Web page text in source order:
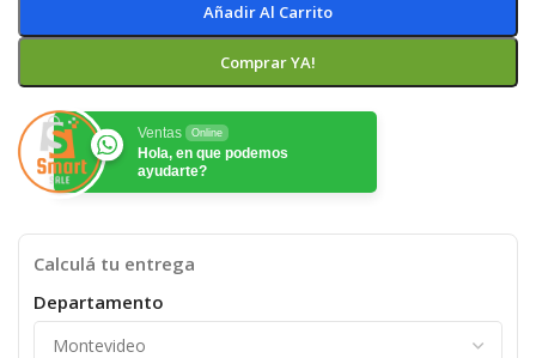
Añadir Al Carrito
Comprar YA!
Ventas Online
Hola, en que podemos
ayudarte?
Calculá tu entrega
Departamento